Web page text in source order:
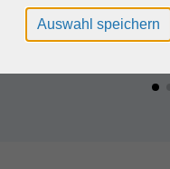
Auswahl speichern